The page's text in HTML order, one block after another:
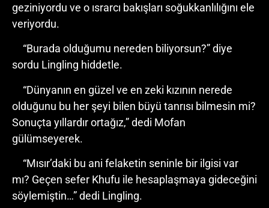
geziniyordu ve o ısrarcı bakışları soğukkanlılığını ele
veriyordu.
“Burada olduğumu nereden biliyorsun?” diye
sordu Lingling hiddetle.
“Dünyanın en güzel ve en zeki kızının nerede
olduğunu bu her şeyi bilen büyü tanrısı bilmesin mi?
Sonuçta yıllardır ortağız,” dedi Mofan
gülümseyerek.
“Mısır’daki bu ani felaketin seninle bir ilgisi var
mı? Geçen sefer Khufu ile hesaplaşmaya gideceğini
söylemiştin…” dedi Lingling.